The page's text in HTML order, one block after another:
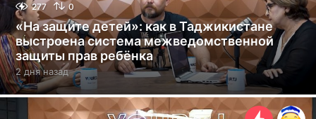
277 0
«На защите детей»: как в Таджикистане
выстроена система межведомственной
защиты прав ребёнка
2 дня назад2
д
н
я